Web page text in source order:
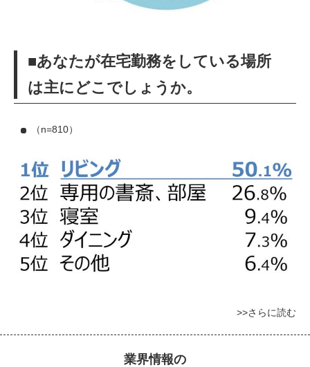
■あなたが在宅勤務をしている場所
は主にどこでしょうか。
（n=810）
>>さらに読む
業界情報の